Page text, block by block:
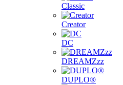
Classic
Creator
DC
DREAMZzz
DUPLO®